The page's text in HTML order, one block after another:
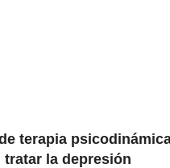
terapia
tratar la depresión